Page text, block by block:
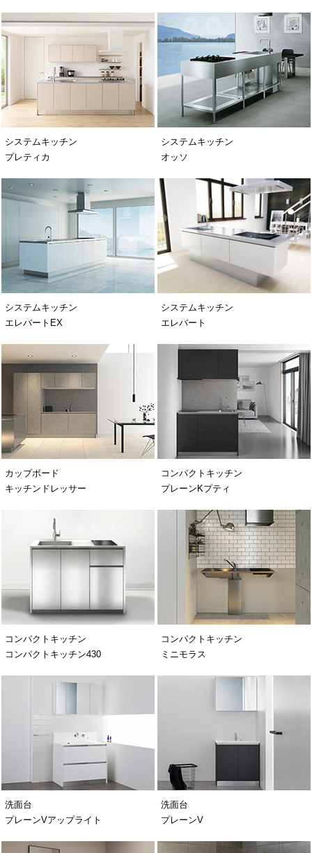
システムキッチン
プレティカ
システムキッチン
オッソ
システムキッチン
エレバートEX
システムキッチン
エレバート
カップボード
キッチンドレッサー
コンパクトキッチン
プレーンKプティ
コンパクトキッチン
コンパクトキッチン430
コンパクトキッチン
ミニモラス
洗面台
プレーンVアップライト
洗面台
プレーンV